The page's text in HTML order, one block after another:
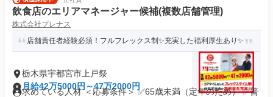
飲食店のエリアマネージャー候補(複数店舗管理)
株式会社プレナス
店舗責任者経験必須！フルフレックス制✨充実した福利厚生あり✨
栃木県宇都宮市上戸祭
月給42万5000円～47万2000円
求めている人材 ＜応募条件＞ ✅65歳未満（定年のため） ✅普